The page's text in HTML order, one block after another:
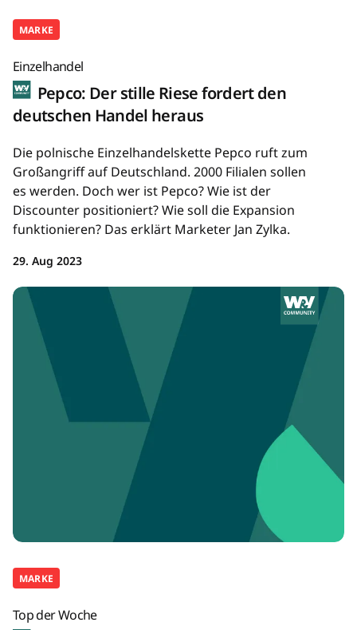
MARKE
Einzelhandel
Pepco: Der stille Riese fordert den
deutschen Handel heraus
Die polnische Einzelhandelskette Pepco ruft zum
Großangriff auf Deutschland. 2000 Filialen sollen
es werden. Doch wer ist Pepco? Wie ist der
Discounter positioniert? Wie soll die Expansion
funktionieren? Das erklärt Marketer Jan Zylka.
29. Aug 2023
MARKE
Top der Woche